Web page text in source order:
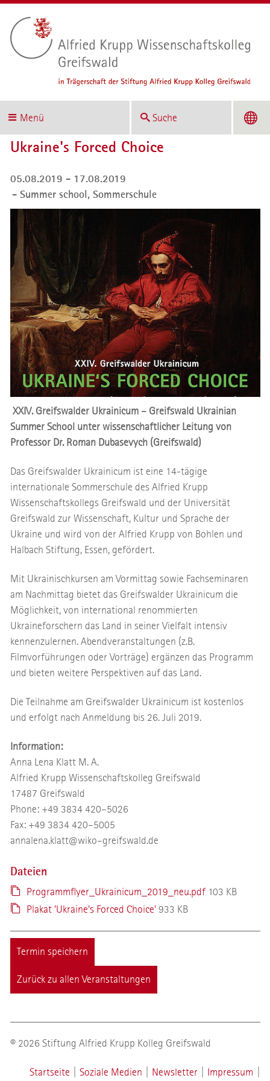
Menü Suche
Ukraine's Forced Choice
05.08.2019 - 17.08.2019
Summer school, Sommerschule
XXIV. Greifswalder Ukrainicum – Greifswald Ukrainian
Summer School unter wissenschaftlicher Leitung von
Professor Dr. Roman Dubasevych (Greifswald)
Das Greifswalder Ukrainicum ist eine 14-tägige
internationale Sommerschule des Alfried Krupp
Wissenschaftskollegs Greifswald und der Universität
Greifswald zur Wissenschaft, Kultur und Sprache der
Ukraine und wird von der Alfried Krupp von Bohlen und
Halbach Stiftung, Essen, gefördert.
Mit Ukrainischkursen am Vormittag sowie Fachseminaren
am Nachmittag bietet das Greifswalder Ukrainicum die
Möglichkeit, von international renommierten
Ukraineforschern das Land in seiner Vielfalt intensiv
kennenzulernen. Abendveranstaltungen (z.B.
Filmvorführungen oder Vorträge) ergänzen das Programm
und bieten weitere Perspektiven auf das Land.
Die Teilnahme am Greifswalder Ukrainicum ist kostenlos
und erfolgt nach Anmeldung bis 26. Juli 2019.
Information:
Anna Lena Klatt M. A.
Alfried Krupp Wissenschaftskolleg Greifswald
17487 Greifswald
Phone: +49 3834 420–5026
Fax: +49 3834 420–5005
annalena.klatt@wiko–greifswald.de
Dateien
Programmflyer_Ukrainicum_2019_neu.pdf 103 KB
Plakat 'Ukraine's Forced Choice'933 KB
Termin speichern
Zurück zu allen Veranstaltungen
© 2026 Stiftung Alfried Krupp Kolleg Greifswald
Startseite Soziale Medien Newsletter Impressum